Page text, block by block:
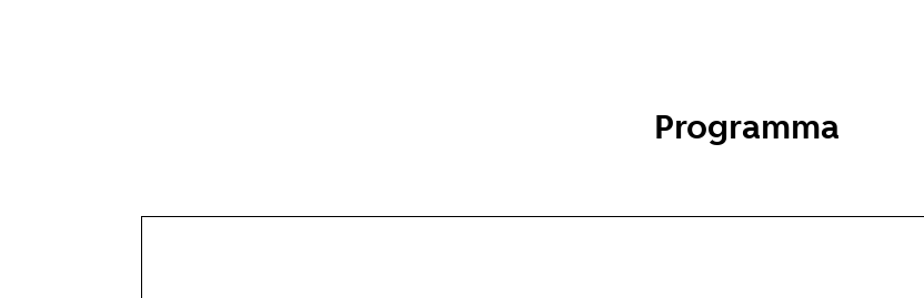
Programma